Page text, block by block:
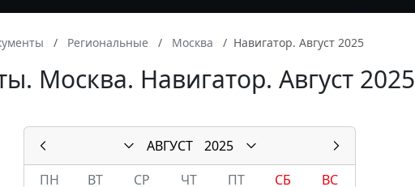
Региональные Москва Навигатор. Август 2025
Москва. Навигатор. Август 2025
АВГУСТ
2025
ПН
ВТ СР ЧТ ПТ СБ
ВС